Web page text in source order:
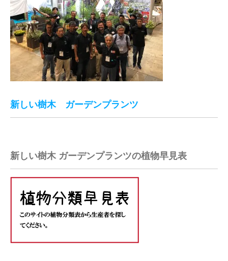
新しい樹木 ガーデンプランツ
新しい樹木 ガーデンプランツの植物早見表